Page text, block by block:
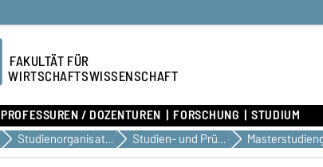
FAKULTÄT FÜR
WIRTSCHAFTSWISSENSCHAFT
PROFESSUREN / DOZENTUREN FORSCHUNG STUDIUM
Studienorganisation & Dokumente Studien- und Prüfungsordnungen